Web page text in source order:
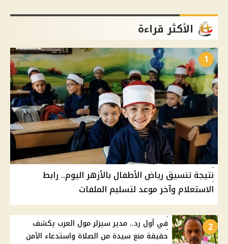
الأكثر قراءة
1
نتيجة تنسيق رياض الأطفال بالأزهر اليوم.. رابط
الاستعلام وآخر موعد لتسليم الملفات
2
في أول رد.. مدير سيزلر مول العرب يكشف
حقيقة منع سيدة من الصلاة واستدعاء الأمن